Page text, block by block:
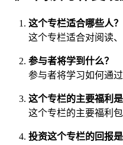
这个专栏适合哪些人？
这个专栏适合对阅读
参与者将学到什么？
参与者将学习如何通
这个专栏的主要福利是
这个专栏的主要福利
投资这个专栏的回报是